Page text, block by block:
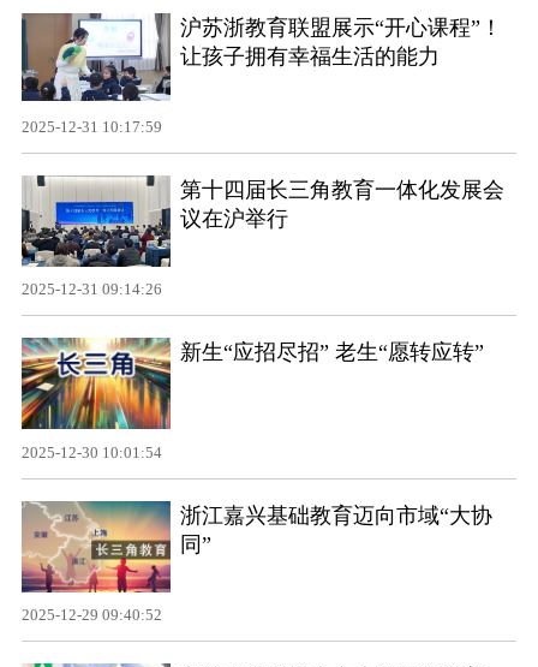
沪苏浙教育联盟展示“开心课程”！
让孩子拥有幸福生活的能力
2025-12-31 10:17:59
第十四届长三角教育一体化发展会
议在沪举行
2025-12-31 09:14:26
新生“应招尽招” 老生“愿转应转”
2025-12-30 10:01:54
浙江嘉兴基础教育迈向市域“大协
同”
2025-12-29 09:40:52